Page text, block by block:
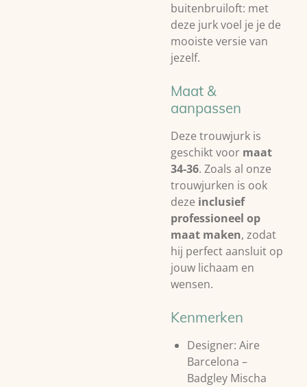
buitenbruiloft: met
deze jurk voel je je de
mooiste versie van
jezelf.
Maat &
aanpassen
Deze trouwjurk is
geschikt voor maat
34-36. Zoals al onze
trouwjurken is ook
deze inclusief
professioneel op
maat maken, zodat
hij perfect aansluit op
jouw lichaam en
wensen.
Kenmerken
Designer: Aire
Barcelona –
Badgley Mischa